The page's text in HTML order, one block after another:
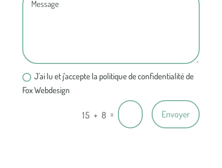
J'ai lu et j'accepte la politique de confidentialité de
Fox Webdesign
15 + 8 = Envoyer